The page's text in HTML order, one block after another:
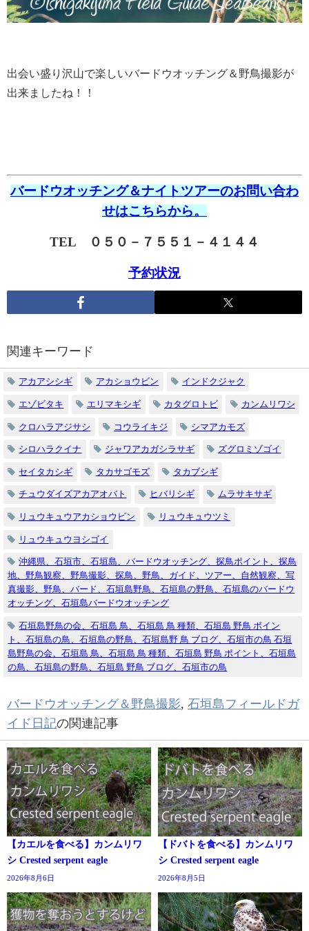
出会い盛り沢山で楽しいバードウオッチング＆野鳥撮影が
出来ましたね！！
バードウオッチング＆ナイトツアーのお問い合わ
せはこちらから。
TEL ０５０－７５５１－４１４４
予約状況
関連キーワード
アカアシシギ アカショウビン インドクジャク
エゾビタキ エリマキシギ カタグロトビ カンムリワシ
クロハラアジサシ コウライキジ シマアカモズ
シロハラクイナ ジャワアカガシラサギ ズグロミゾゴイ
セイタカシギ タカサゴモズ タカブシギ
チュウダイズアカアオバト ヒバリシギ ムラサキサギ
リュウキュウアカショウビン リュウキュウツミ
リュウキュウヨシゴイ
沖縄県、石垣市、石垣島、バードウオッチング、探鳥ポイント、探鳥
地、野鳥観察、野鳥撮影、探鳥、野鳥、ガイド、ツアー、自然観察、写
真撮影、野鳥、バード、石垣島野鳥、石垣島の野鳥、石垣島のバードウ
オッチング、石垣島バードウオッチング
石垣島野鳥の会、石垣島 鳥、石垣島 鳥 種類、石垣島 野鳥 ポイン
ト、石垣島の鳥、石垣島の野鳥、石垣島野 鳥 ブログ、石垣市の鳥 石垣
島野鳥の会、石垣島 鳥、石垣島 鳥 種類、石垣島 野鳥 ポイント、石垣島
の鳥、石垣島の野鳥、石垣島 野鳥 ブログ、石垣市の鳥
バードウオッチング＆野鳥撮影, 石垣島フィールドガ
イド日記の関連記事
【カエルを食べる】カンムリワ
シ Crested serpent eagle
2026年8月6日
【ドバトを食べる】カンムリワ
シ Crested serpent eagle
2026年8月5日